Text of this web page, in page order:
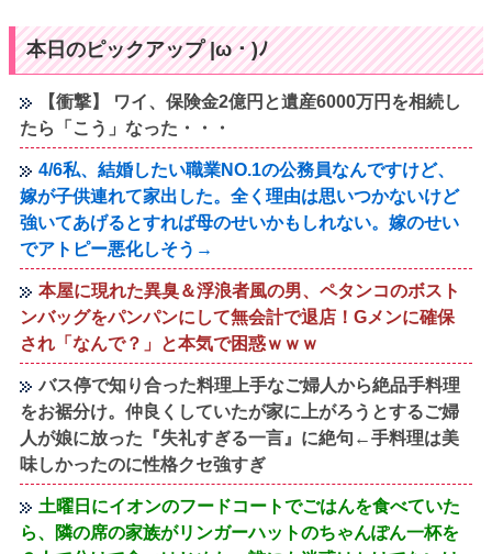
本日のピックアップ |ω・)ﾉ
【衝撃】 ワイ、保険金2億円と遺産6000万円を相続し
たら「こう」なった・・・
4/6私、結婚したい職業NO.1の公務員なんですけど、
嫁が子供連れて家出した。全く理由は思いつかないけど
強いてあげるとすれば母のせいかもしれない。嫁のせい
でアトピー悪化しそう→
本屋に現れた異臭＆浮浪者風の男、ペタンコのボスト
ンバッグをパンパンにして無会計で退店！Gメンに確保
され「なんで？」と本気で困惑ｗｗｗ
バス停で知り合った料理上手なご婦人から絶品手料理
をお裾分け。仲良くしていたが家に上がろうとするご婦
人が娘に放った『失礼すぎる一言』に絶句←手料理は美
味しかったのに性格クセ強すぎ
土曜日にイオンのフードコートでごはんを食べていた
ら、隣の席の家族がリンガーハットのちゃんぽん一杯を